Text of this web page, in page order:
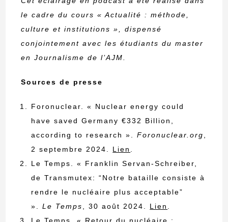
le cadre du cours « Actualité : méthode,
culture et institutions », dispensé
conjointement avec les étudiants du master
en Journalisme de l’AJM.
Sources de presse
Foronuclear. « Nuclear energy could
have saved Germany €332 Billion,
according to research ».Foronuclear.org
2 septembre 2024. Lien
Le Temps. « Franklin Servan-Schreiber,
de Transmutex: “Notre bataille consiste à
rendre le nucléaire plus acceptable”
».Le Temps , 30 août 2024. Lien